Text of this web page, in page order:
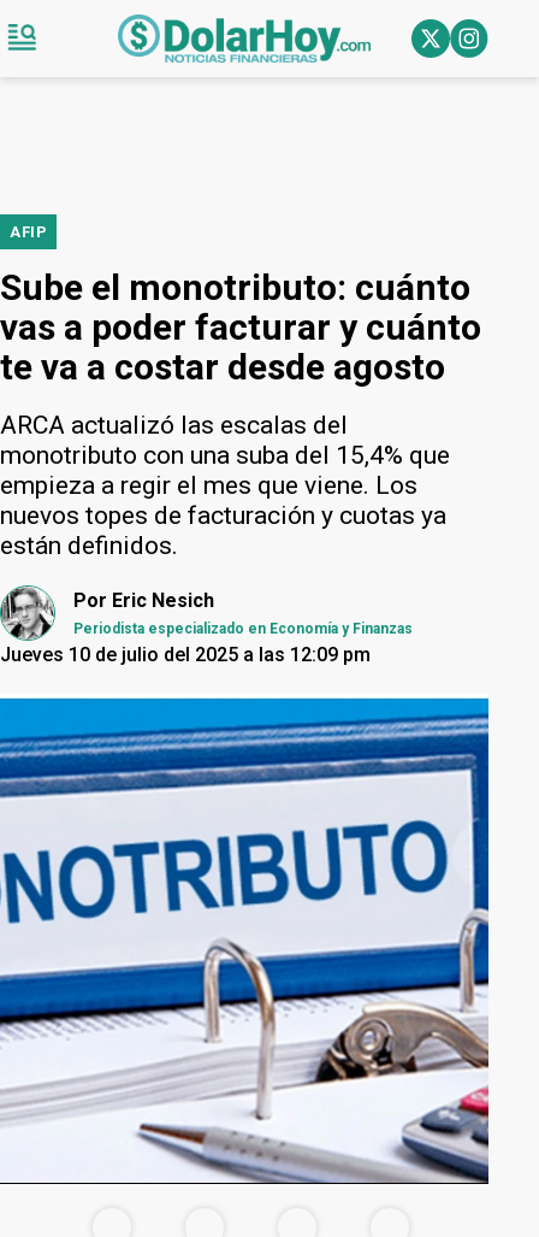
AFIP
Sube el monotributo: cuánto
vas a poder facturar y cuánto
te va a costar desde agosto
ARCA actualizó las escalas del
monotributo con una suba del 15,4% que
empieza a regir el mes que viene. Los
nuevos topes de facturación y cuotas ya
están definidos.
Por Eric Nesich
Periodista especializado en Economía y Finanzas
Jueves 10 de julio del 2025 a las 12:09 pm